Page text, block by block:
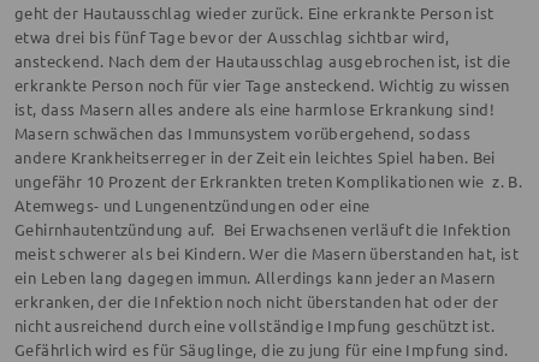
geht der Hautausschlag wieder zurück. Eine erkrankte Person ist
etwa drei bis fünf Tage bevor der Ausschlag sichtbar wird,
ansteckend. Nach dem der Hautausschlag ausgebrochen ist, ist die
erkrankte Person noch für vier Tage ansteckend. Wichtig zu wissen
ist, dass Masern alles andere als eine harmlose Erkrankung sind!
Masern schwächen das Immunsystem vorübergehend, sodass
andere Krankheitserreger in der Zeit ein leichtes Spiel haben. Bei
ungefähr 10 Prozent der Erkrankten treten Komplikationen wie z. B.
Atemwegs- und Lungenentzündungen oder eine
Gehirnhautentzündung auf. Bei Erwachsenen verläuft die Infektion
meist schwerer als bei Kindern. Wer die Masern überstanden hat, ist
ein Leben lang dagegen immun. Allerdings kann jeder an Masern
erkranken, der die Infektion noch nicht überstanden hat oder der
nicht ausreichend durch eine vollständige Impfung geschützt ist.
Gefährlich wird es für Säuglinge, die zu jung für eine Impfung sind.